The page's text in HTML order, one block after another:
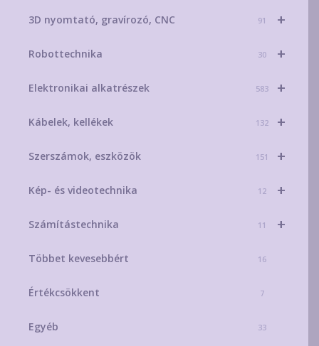
+
3D nyomtató, gravírozó, CNC 91
+
Robottechnika 30
+
Elektronikai alkatrészek 583
+
Kábelek, kellékek 132
+
Szerszámok, eszközök 151
+
Kép- és videotechnika 12
+
Számítástechnika 11
Többet kevesebbért 16
Értékcsökkent 7
Egyéb 33